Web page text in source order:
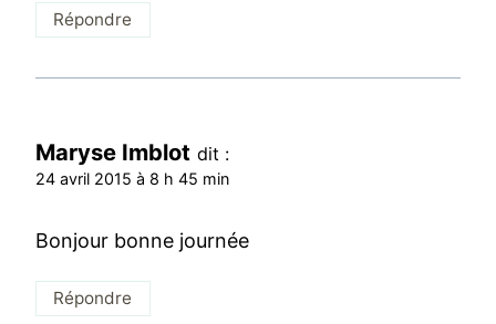
Répondre
Maryse Imblot dit :
24 avril 2015 à 8 h 45 min
Bonjour bonne journée
Répondre